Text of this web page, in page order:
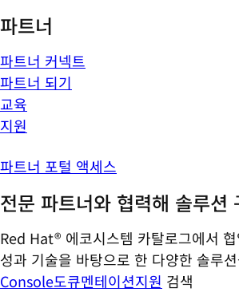
파트너
파트너 커넥트
파트너 되기
교육
지원
파트너 포털 액세스
전문 파트너와 협력해 솔루션
Red Hat® 에코시스템 카탈로그에서
성과 기술을 바탕으로 한 다양한 솔루
Console도큐멘테이션지원 검색